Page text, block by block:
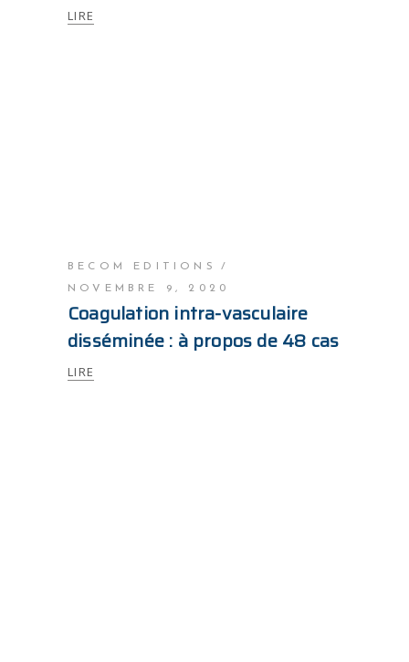
LIRE
BECOM EDITIONS
NOVEMBRE 9, 2020
Coagulation intra-vasculaire
disséminée : à propos de 48 cas
LIRE